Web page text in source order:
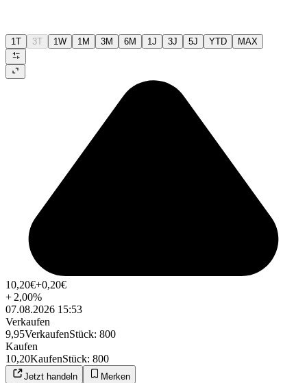
1T 3T 1W 1M 3M 6M 1J 3J 5J YTD MAX
10,20€+0,20€
+ 2,00%
07.08.2026 15:53
Verkaufen
9,95VerkaufenStück: 800
Kaufen
10,20KaufenStück: 800
Jetzt handeln Merken